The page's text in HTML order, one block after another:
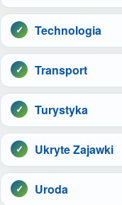
Technologia
Transport
Turystyka
Ukryte Zajawki
Uroda